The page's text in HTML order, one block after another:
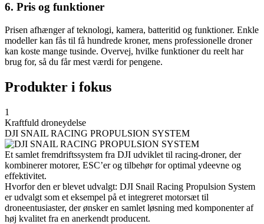
6. Pris og funktioner
Prisen afhænger af teknologi, kamera, batteritid og funktioner. Enkle
modeller kan fås til få hundrede kroner, mens professionelle droner
kan koste mange tusinde. Overvej, hvilke funktioner du reelt har
brug for, så du får mest værdi for pengene.
Produkter i fokus
1
Kraftfuld droneydelse
DJI SNAIL RACING PROPULSION SYSTEM
Et samlet fremdriftssystem fra DJI udviklet til racing-droner, der
kombinerer motorer, ESC’er og tilbehør for optimal ydeevne og
effektivitet.
Hvorfor den er blevet udvalgt: DJI Snail Racing Propulsion System
er udvalgt som et eksempel på et integreret motorsæt til
droneentusiaster, der ønsker en samlet løsning med komponenter af
høj kvalitet fra en anerkendt producent.